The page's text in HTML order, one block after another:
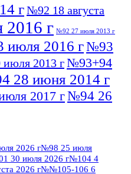
г№92 18 августа
г №92 27 июля 2013 г
2016 г№93
2013 г№93+94
28 июня 2014 г
2017 г№94 26
№95+96 3 августа
г№96 9 августа
2026 г№98 25 июля
30 июля 2026 г№104 4
2026 г№№105-106 6